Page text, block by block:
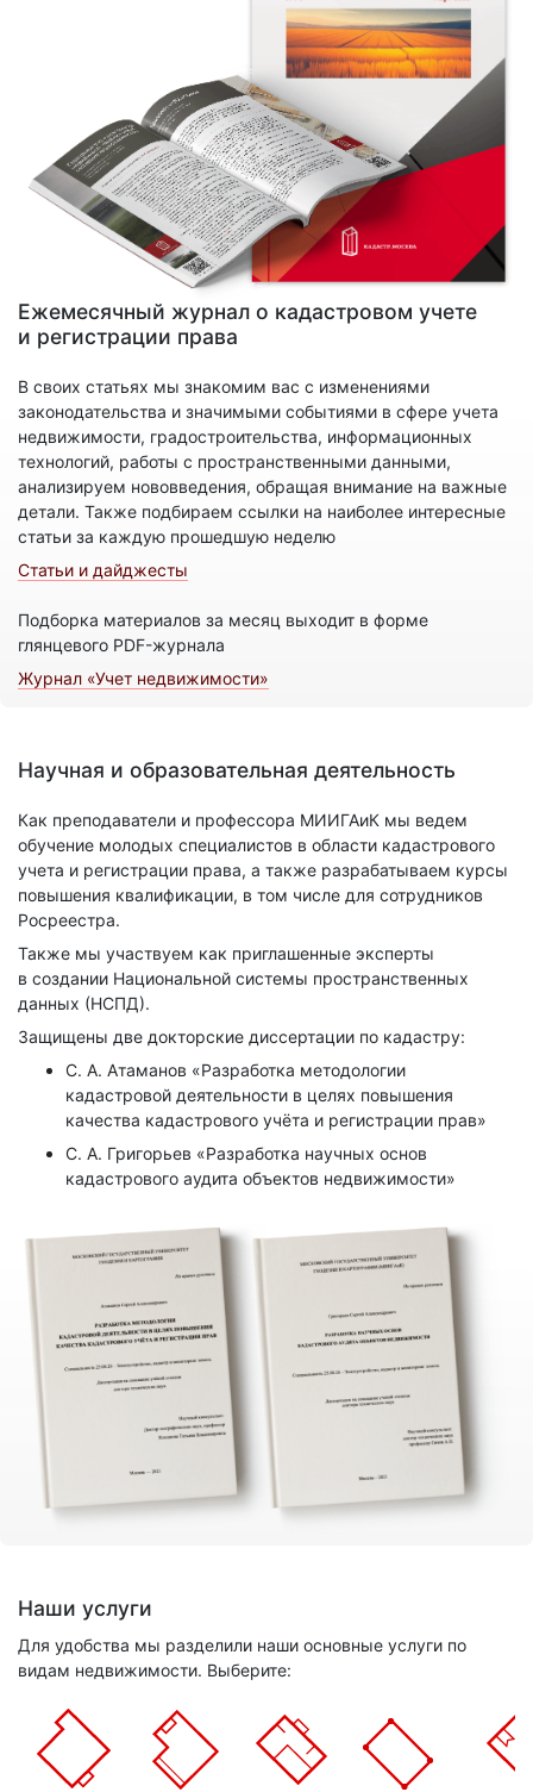
Ежемесячный журнал о кадастровом учете
и регистрации права
В своих статьях мы знакомим вас с изменениями
законодательства и значимыми событиями в сфере учета
недвижимости, градостроительства, информационных
технологий, работы с пространственными данными,
анализируем нововведения, обращая внимание на важные
детали. Также подбираем ссылки на наиболее интересные
статьи за каждую прошедшую неделю
Статьи и дайджесты
Подборка материалов за месяц выходит в форме
глянцевого PDF-журнала
Журнал «Учет недвижимости»
Научная и образовательная деятельность
Как преподаватели и профессора МИИГАиК мы ведем
обучение молодых специалистов в области кадастрового
учета и регистрации права, а также разрабатываем курсы
повышения квалификации, в том числе для сотрудников
Росреестра.
Также мы участвуем как приглашенные эксперты
в создании Национальной системы пространственных
данных (НСПД).
Защищены две докторские диссертации по кадастру:
С. А. Атаманов «Разработка методологии
кадастровой деятельности в целях повышения
качества кадастрового учёта и регистрации прав»
С. А. Григорьев «Разработка научных основ
кадастрового аудита объектов недвижимости»
Наши услуги
Для удобства мы разделили наши основные услуги по
видам недвижимости. Выберите: